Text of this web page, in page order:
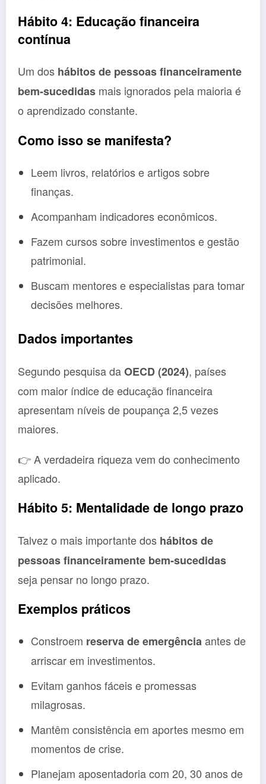
Hábito 4: Educação financeira
contínua
Um dos hábitos de pessoas financeiramente
bem-sucedidas mais ignorados pela maioria é
o aprendizado constante.
Como isso se manifesta?
Leem livros, relatórios e artigos sobre
finanças.
Acompanham indicadores econômicos.
Fazem cursos sobre investimentos e gestão
patrimonial.
Buscam mentores e especialistas para tomar
decisões melhores.
Dados importantes
Segundo pesquisa daOECD (2024), países
com maior índice de educação financeira
apresentam níveis de poupança 2,5 vezes
maiores.
👉 A verdadeira riqueza vem do conhecimento
aplicado.
Hábito 5: Mentalidade de longo prazo
Talvez o mais importante dos hábitos de
pessoas financeiramente bem-sucedidas
seja pensar no longo prazo.
Exemplos práticos
Constroem reserva de emergênciaantes de
arriscar em investimentos.
Evitam ganhos fáceis e promessas
milagrosas.
Mantêm consistência em aportes mesmo em
momentos de crise.
Planejam aposentadoria com 20, 30 anos de